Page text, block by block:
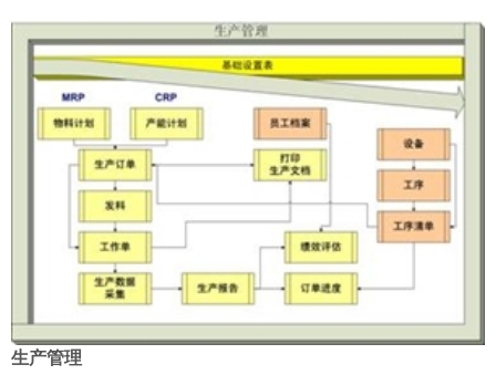
生产管理